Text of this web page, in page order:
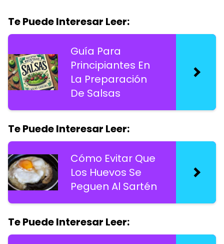
Te Puede Interesar Leer:
Guía Para
Principiantes En
La Preparación
De Salsas
Te Puede Interesar Leer:
Cómo Evitar Que
Los Huevos Se
Peguen Al Sartén
Te Puede Interesar Leer: